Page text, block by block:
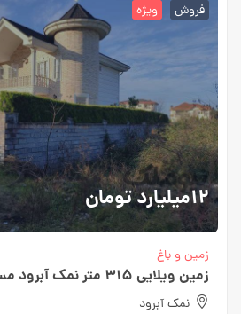
فروش ویژه
۱۲میلیارد تومان
زمین و باغ
زمین ویلایی ۳۱۵ متر نمک آبرود مسده با ویوی بینظیر
نمک آبرود